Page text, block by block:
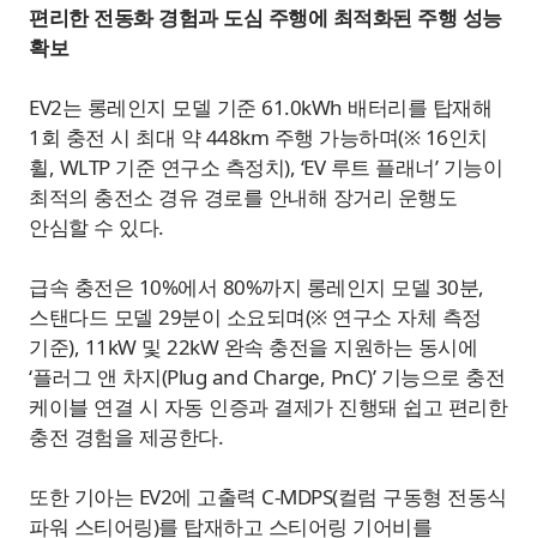
편리한 전동화 경험과 도심 주행에 최적화된 주행 성능
확보
EV2는 롱레인지 모델 기준 61.0kWh 배터리를 탑재해
1회 충전 시 최대 약 448km 주행 가능하며(※ 16인치
휠, WLTP 기준 연구소 측정치), ‘EV 루트 플래너’ 기능이
최적의 충전소 경유 경로를 안내해 장거리 운행도
안심할 수 있다.
급속 충전은 10%에서 80%까지 롱레인지 모델 30분,
스탠다드 모델 29분이 소요되며(※ 연구소 자체 측정
기준), 11kW 및 22kW 완속 충전을 지원하는 동시에
‘플러그 앤 차지(Plug and Charge, PnC)’ 기능으로 충전
케이블 연결 시 자동 인증과 결제가 진행돼 쉽고 편리한
충전 경험을 제공한다.
또한 기아는 EV2에 고출력 C-MDPS(컬럼 구동형 전동식
파워 스티어링)를 탑재하고 스티어링 기어비를